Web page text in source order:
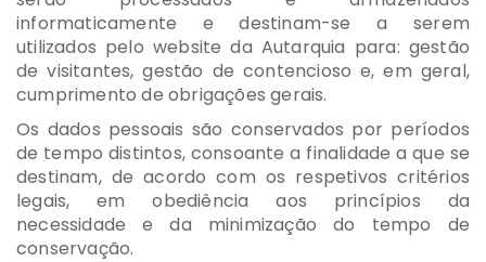
informaticamente e destinam-se a serem
utilizados pelo website da Autarquia para: gestão
de visitantes, gestão de contencioso e, em geral,
cumprimento de obrigações gerais.
Os dados pessoais são conservados por períodos
de tempo distintos, consoante a finalidade a que se
destinam, de acordo com os respetivos critérios
legais, em obediência aos princípios da
necessidade e da minimização do tempo de
conservação.